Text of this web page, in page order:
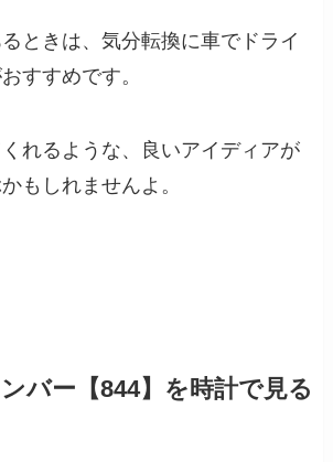
ときは、気分転換に車でドライ
すすめです。
れるような、良いアイディアが
もしれませんよ。
バー【844】を時計で見る